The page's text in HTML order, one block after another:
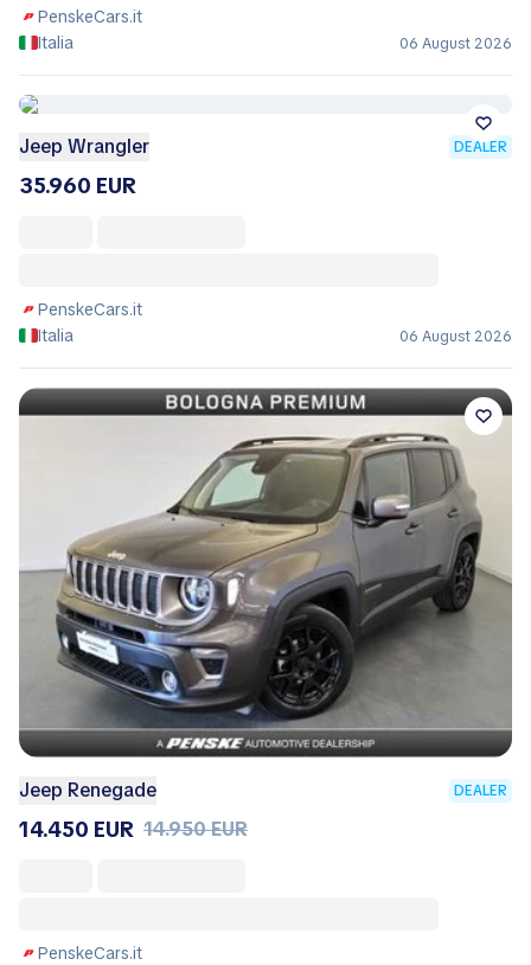
PenskeCars.it
Italia
06 August 2026
Jeep Wrangler DEALER
35.960 EUR
PenskeCars.it
Italia
06 August 2026
Jeep Renegade DEALER
14.450 EUR 14.950 EUR
PenskeCars.it